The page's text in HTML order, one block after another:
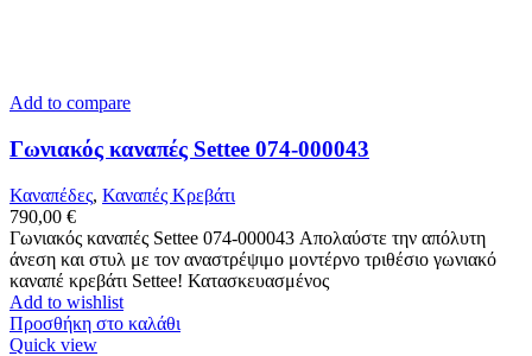
Add to compare
Γωνιακός καναπές Settee 074-000043
Καναπέδες, Καναπές Κρεβάτι
790,00 €
Γωνιακός καναπές Settee 074-000043 Απολαύστε την απόλυτη
άνεση και στυλ με τον αναστρέψιμο μοντέρνο τριθέσιο γωνιακό
καναπέ κρεβάτι Settee! Κατασκευασμένος
Add to wishlist
Προσθήκη στο καλάθι
Quick view